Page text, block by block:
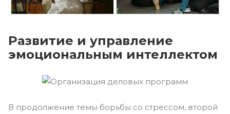
Развитие и управление
эмоциональным интеллектом
В продолжение темы борьбы со стрессом, второй